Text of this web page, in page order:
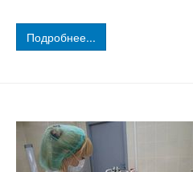
Подробнее...